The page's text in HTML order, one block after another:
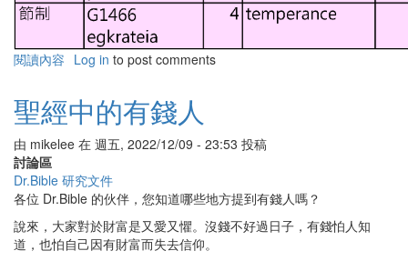
閱讀內容 有
靈
九
果
子
Log in to post comments
聖經中的有錢人
由 mikelee 在 週五, 2022/12/09 - 23:53 投稿
討論區
Dr.Bible 研究文件
各位 Dr.Bible 的伙伴，您知道哪些地方提到有錢人嗎？
說來，大家對於財富是又愛又懼。沒錢不好過日子，有錢怕人知
道，也怕自己因有財富而失去信仰。